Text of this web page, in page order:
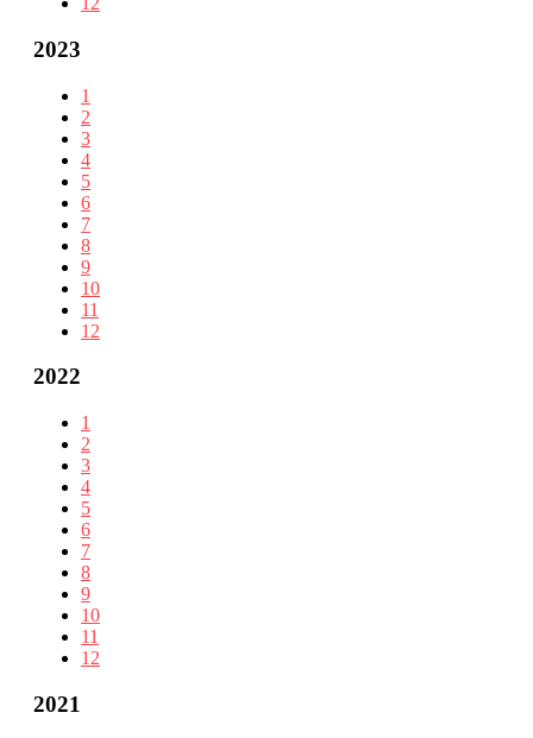
2023
1
2
3
4
5
6
7
8
9
10
11
12
2022
1
2
3
4
5
6
7
8
9
10
11
12
2021